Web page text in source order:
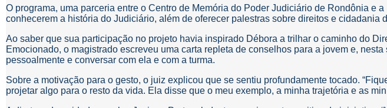
O programa, uma parceria entre o Centro de Memória do Poder Judiciário de Rondônia
conhecerem a história do Judiciário, além de oferecer palestras sobre direitos e cidadania
Ao saber que sua participação no projeto havia inspirado Débora a trilhar o caminho do
Emocionado, o magistrado escreveu uma carta repleta de conselhos para a jovem e,
pessoalmente e conversar com ela e com a turma.
Sobre a motivação para o gesto, o juiz explicou que se sentiu profundamente tocado.
projetar algo para o resto da vida. Ela disse que o meu exemplo, a minha trajetória e as